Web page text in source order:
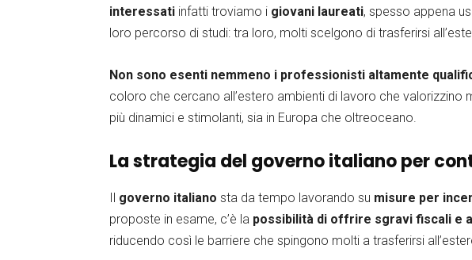
interessati infatti troviamo i giovani laureati, spesso appena
loro percorso di studi: tra loro, molti scelgono di trasferirsi
Non sono esenti nemmeno i professionisti altamente
coloro che cercano all’estero ambienti di lavoro che valorizzino
più dinamici e stimolanti, sia in Europa che oltreoceano.
La strategia del governo italiano per
governo italiano sta da tempo lavorando su misure per
proposte in esame, c’è la possibilità di offrire sgravi fiscali e
riducendo così le barriere che spingono molti a trasferirsi